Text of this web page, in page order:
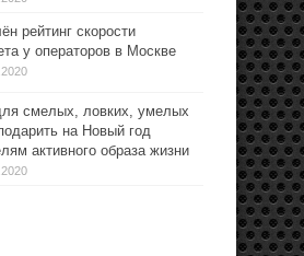
рейтинг скорости
у операторов в Москве
смелых, ловких, умелых
на Новый год
активного образа жизни